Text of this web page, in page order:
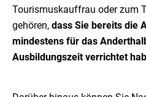
Tourismuskauffrau oder zum
gehören, dass Sie bereits die
mindestens für das
Ausbildungszeit verrichtet